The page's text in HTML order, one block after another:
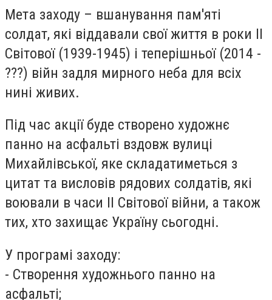
Мета заходу – вшанування пам'яті
солдат, які віддавали свої життя в роки II
Світової (1939-1945) і теперішньої (2014 -
???) війн задля мирного неба для всіх
нині живих.
Під час акції буде створено художнє
панно на асфальті вздовж вулиці
Михайлівської, яке складатиметься з
цитат та висловів рядових солдатів, які
воювали в часи II Світової війни, а також
тих, хто захищає Україну сьогодні.
У програмі заходу:
- Створення художнього панно на
асфальті;